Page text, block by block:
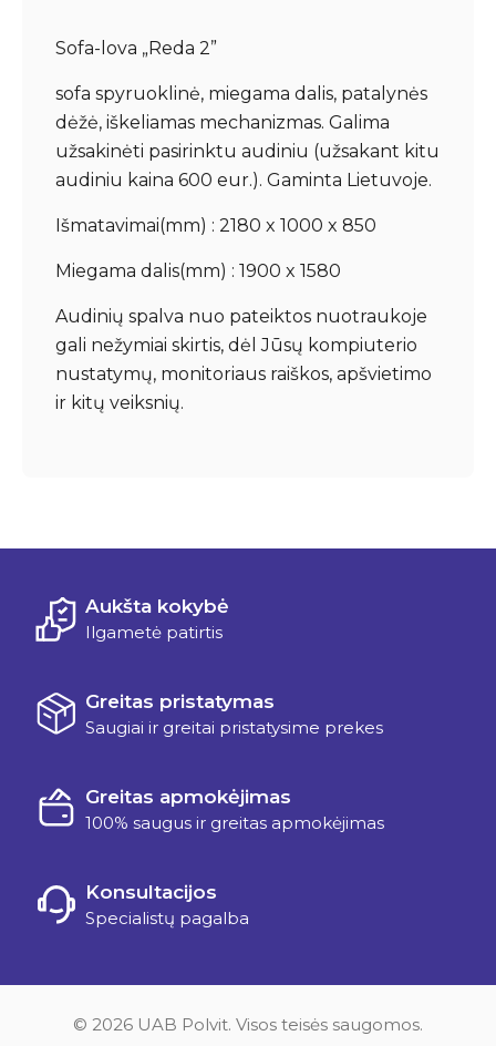
Sofa-lova „Reda 2”
sofa spyruoklinė, miegama dalis, patalynės
dėžė, iškeliamas mechanizmas. Galima
užsakinėti pasirinktu audiniu (užsakant kitu
audiniu kaina 600 eur.). Gaminta Lietuvoje.
Išmatavimai(mm) : 2180 x 1000 x 850
Miegama dalis(mm) : 1900 x 1580
Audinių spalva nuo pateiktos nuotraukoje
gali nežymiai skirtis, dėl Jūsų kompiuterio
nustatymų, monitoriaus raiškos, apšvietimo
ir kitų veiksnių.
Aukšta kokybė
Ilgametė patirtis
Greitas pristatymas
Saugiai ir greitai pristatysime prekes
Greitas apmokėjimas
100% saugus ir greitas apmokėjimas
Konsultacijos
Specialistų pagalba
© 2026 UAB Polvit. Visos teisės saugomos.